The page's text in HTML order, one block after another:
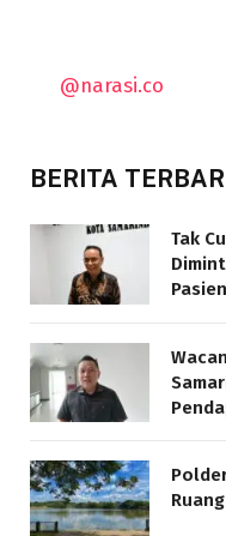
@narasi.co
BERITA
Tak
Pasien